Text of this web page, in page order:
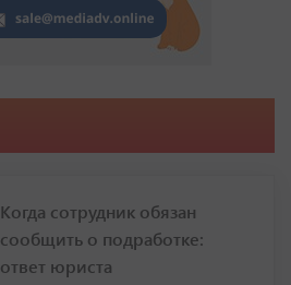
Когда сотрудник обязан
сообщить о подработке:
ответ юриста